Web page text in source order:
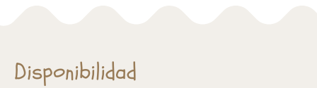
Disponibilidad